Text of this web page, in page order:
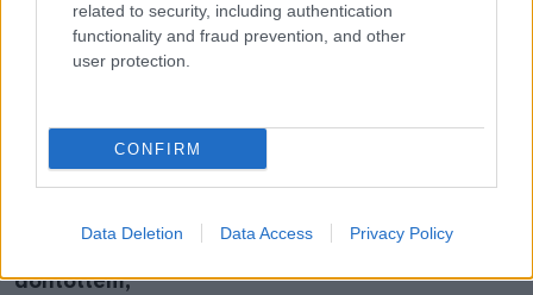
related to security, including authentication
functionality and fraud prevention, and other
user protection.
CONFIRM
Data Deletion Data Access Privacy Policy
döntöttem,